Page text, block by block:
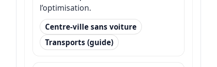
l’optimisation.
Centre-ville sans voiture
Transports (guide)